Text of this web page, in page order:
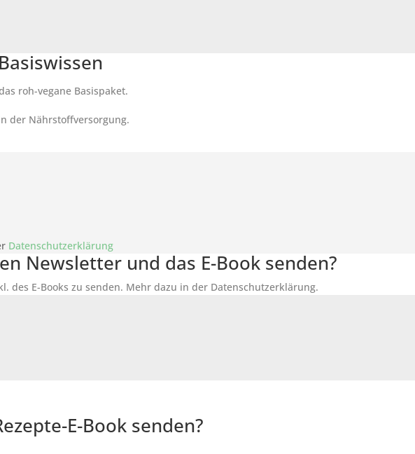
roh-vegane Basispaket.
der Nährstoffversorgung.
Datenschutzerklärung
Newsletter und das E-Book senden?
des E-Books zu senden. Mehr dazu in der Datenschutzerklärung.
E-Book senden?